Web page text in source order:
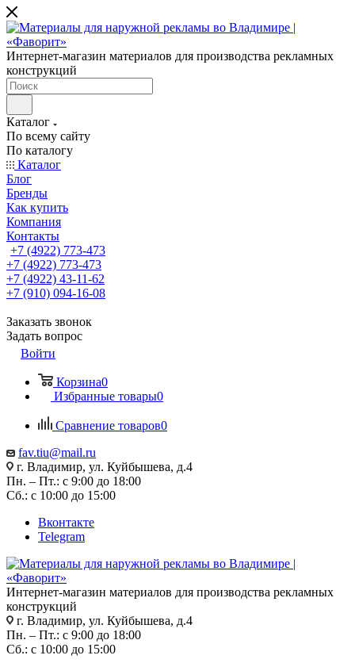
Интернет-магазин материалов для производства рекламных
конструкций
Каталог
По всему сайту
По каталогу
Каталог
Блог
Бренды
Как купить
Компания
Контакты
+7 (4922) 773-473
+7 (4922) 773-473
+7 (4922) 43-11-62
+7 (910) 094-16-08
Заказать звонок
Задать вопрос
Войти
Корзина0
Избранные товары0
Сравнение товаров0
fav.tiu@mail.ru
г. Владимир, ул. Куйбышева, д.4
Пн. – Пт.: с 9:00 до 18:00
Сб.: с 10:00 до 15:00
Вконтакте
Telegram
Интернет-магазин материалов для производства рекламных
конструкций
г. Владимир, ул. Куйбышева, д.4
Пн. – Пт.: с 9:00 до 18:00
Сб.: с 10:00 до 15:00